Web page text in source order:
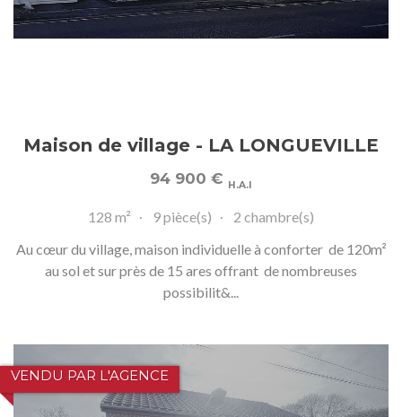
Maison de village - LA LONGUEVILLE
94 900 € H.A.I
128 m² 9 pièce(s)
2 chambre(s)
Au cœur du village, maison individuelle à conforter de 120m²
au sol et sur près de 15 ares offrant de nombreuses
possibilit&...
VENDU PAR L'AGENCE